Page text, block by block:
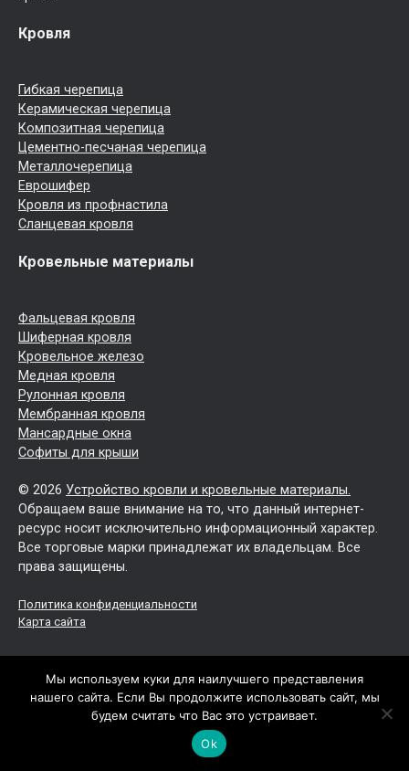
Кровля
Гибкая черепица
Керамическая черепица
Композитная черепица
Цементно-песчаная черепица
Металлочерепица
Еврошифер
Кровля из профнастила
Сланцевая кровля
Кровельные материалы
Фальцевая кровля
Шиферная кровля
Кровельное железо
Медная кровля
Рулонная кровля
Мембранная кровля
Мансардные окна
Софиты для крыши
© 2026 Устройство кровли и кровельные материалы.
Обращаем ваше внимание на то, что данный интернет-
ресурс носит исключительно информационный характер.
Все торговые марки принадлежат их владельцам. Все
права защищены.
Политика конфиденциальности
Карта сайта
Мы используем куки для наилучшего представления
нашего сайта. Если Вы продолжите использовать сайт, мы
будем считать что Вас это устраивает.
Ok